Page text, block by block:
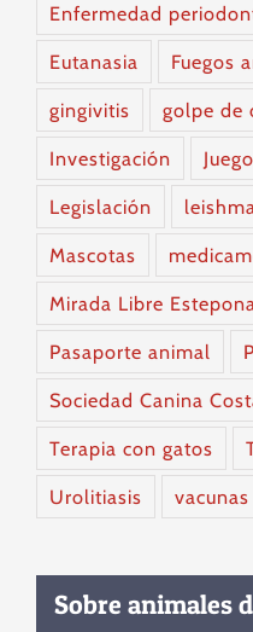
Enfermedad
Eutanasia
Fuegos
gingivitis
golpe de
Investigación
Legislación
Mascotas
Mirada Libre
Pasaporte animal
Sociedad Canina
Terapia con gatos
Urolitiasis
vacunas
Sobre animales